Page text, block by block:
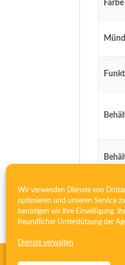
Wir verwenden Dienste von
optimieren und unseren Service
benötigen wir Ihre Einwilligung.
freundlicher Unterstützung der
Dienste verwalten
Farbe